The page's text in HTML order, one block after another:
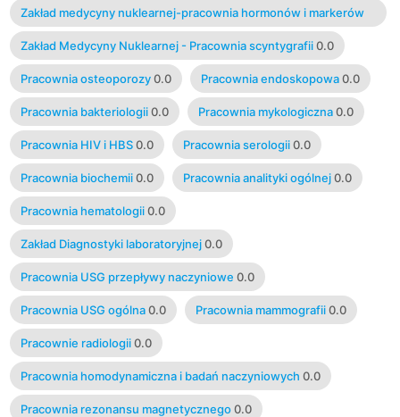
Zakład medycyny nuklearnej-pracownia hormonów i markerów
0.0
Zakład Medycyny Nuklearnej - Pracownia scyntygrafii 0.0
Pracownia osteoporozy 0.0 Pracownia endoskopowa 0.0
Pracownia bakteriologii 0.0 Pracownia mykologiczna 0.0
Pracownia HIV i HBS 0.0 Pracownia serologii 0.0
Pracownia biochemii 0.0 Pracownia analityki ogólnej 0.0
Pracownia hematologii 0.0
Zakład Diagnostyki laboratoryjnej 0.0
Pracownia USG przepływy naczyniowe 0.0
Pracownia USG ogólna 0.0 Pracownia mammografii 0.0
Pracownie radiologii 0.0
Pracownia homodynamiczna i badań naczyniowych 0.0
Pracownia rezonansu magnetycznego 0.0